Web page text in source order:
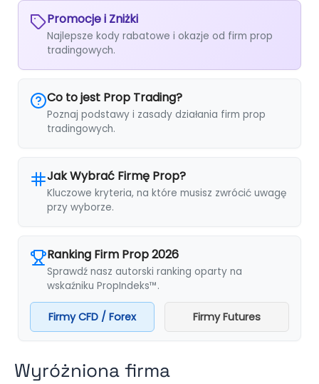
Promocje i Zniżki
Najlepsze kody rabatowe i okazje od firm prop
tradingowych.
Co to jest Prop Trading?
Poznaj podstawy i zasady działania firm prop
tradingowych.
Jak Wybrać Firmę Prop?
Kluczowe kryteria, na które musisz zwrócić uwagę
przy wyborze.
Ranking Firm Prop 2026
Sprawdź nasz autorski ranking oparty na
wskaźniku PropIndeks™.
Firmy CFD / Forex Firmy Futures
Wyróżniona firma